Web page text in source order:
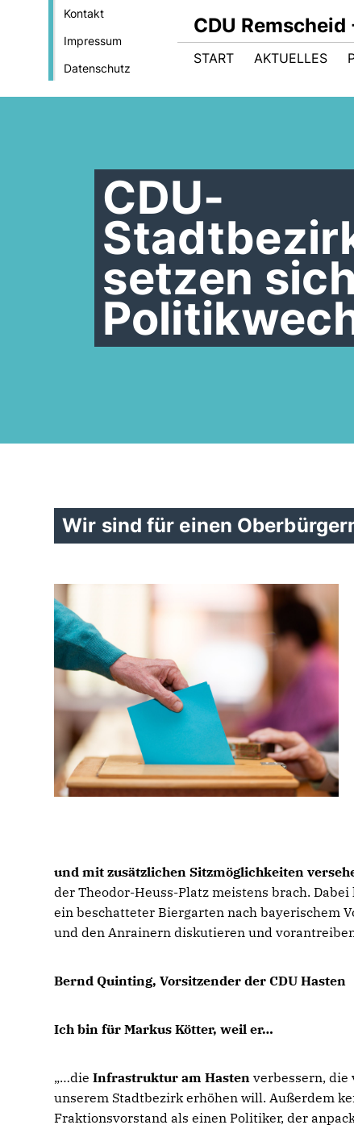
Kontakt
Impressum
Datenschutz
CDU
START AKTUELLES
CDU-
setzen
Wir sind für einen
und mit zusätzlichen Sitzmöglichkeiten
der Theodor-Heuss-Platz meistens brach.
ein beschatteter Biergarten nach bayerischem
und den Anrainern diskutieren und
Bernd Quinting, Vorsitzender der CDU Hasten
Ich bin für Markus Kötter, weil er
dieInfrastruktur am Hasten verbessern,
unserem Stadtbezirk erhöhen will. Außerdem
Fraktionsvorstand als einen Politiker, der